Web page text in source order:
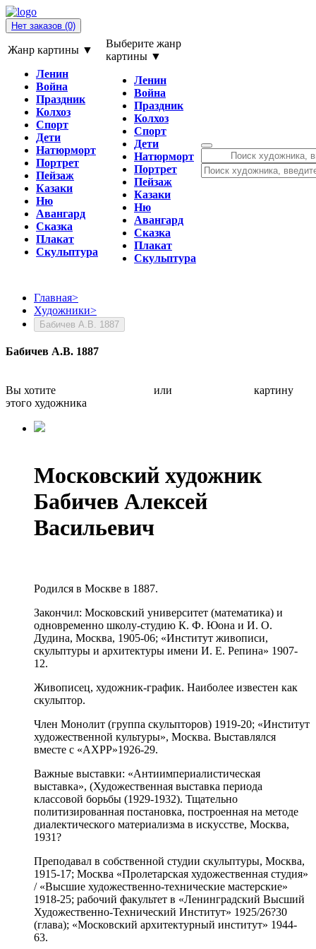
Нет заказов (0)
Жанр картины ▼
Ленин
Война
Праздник
Колхоз
Спорт
Дети
Натюрморт
Портрет
Пейзаж
Казаки
Ню
Авангард
Сказка
Плакат
Скульптура
Выберите жанр
картины ▼
Ленин
Война
Праздник
Колхоз
Спорт
Дети
Натюрморт
Портрет
Пейзаж
Казаки
Ню
Авангард
Сказка
Плакат
Скульптура
Главная>
Художники>
Бабичев А.В. 1887
Бабичев А.В. 1887
Вы хотите или
картину
этого художника
Московский художник
Бабичев Алексей
Васильевич
Родился в Москве в 1887.
Закончил: Московский университет (математика) и
одновременно школу-студию К. Ф. Юона и И. О.
Дудина, Москва, 1905-06; «Институт живописи,
скульптуры и архитектуры имени И. Е. Репина» 1907-
12.
Живописец, художник-график. Наиболее известен как
скульптор.
Член Монолит (группа скульпторов) 1919-20; «Институт
художественной культуры», Москва. Выставлялся
вместе с «АХРР»1926-29.
Важные выставки: «Антиимпериалистическая
выставка», (Художественная выставка периода
классовой борьбы (1929-1932). Тщательно
политизированная постановка, построенная на методе
диалектического материализма в искусстве, Москва,
1931?
Преподавал в собственной студии скульптуры, Москва,
1915-17; Москва «Пролетарская художественная студия»
/ «Высшие художественно-технические мастерские»
1918-25; рабочий факультет в «Ленинградский Высший
Художественно-Технический Институт» 1925/26?30
(глава); «Московский архитектурный институт» 1944-
63.